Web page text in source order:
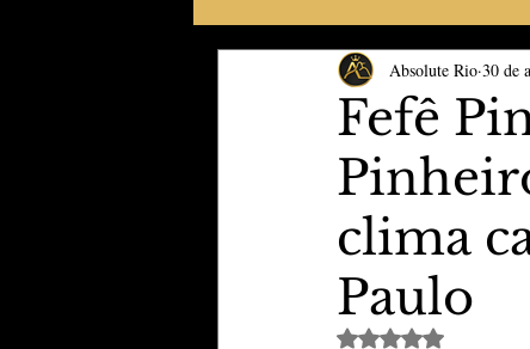
Gastronomia & Turismo
TheVipClubBusiness
Educação & Tecnologia
Fefê
clima
Paulo
Absolute Rio 30 de
Avaliado com NaN